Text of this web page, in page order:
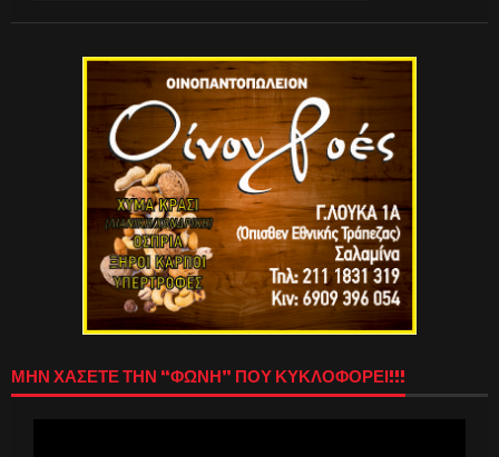
ΜΗΝ ΧΑΣΕΤΕ ΤΗΝ “ΦΩΝΗ” ΠΟΥ ΚΥΚΛΟΦΟΡΕΙ!!!